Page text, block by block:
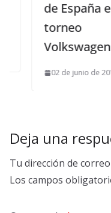
de España en el
torneo
Volkswagen
02 de junio de 2013
Deja una
Tu dirección de
Los campos